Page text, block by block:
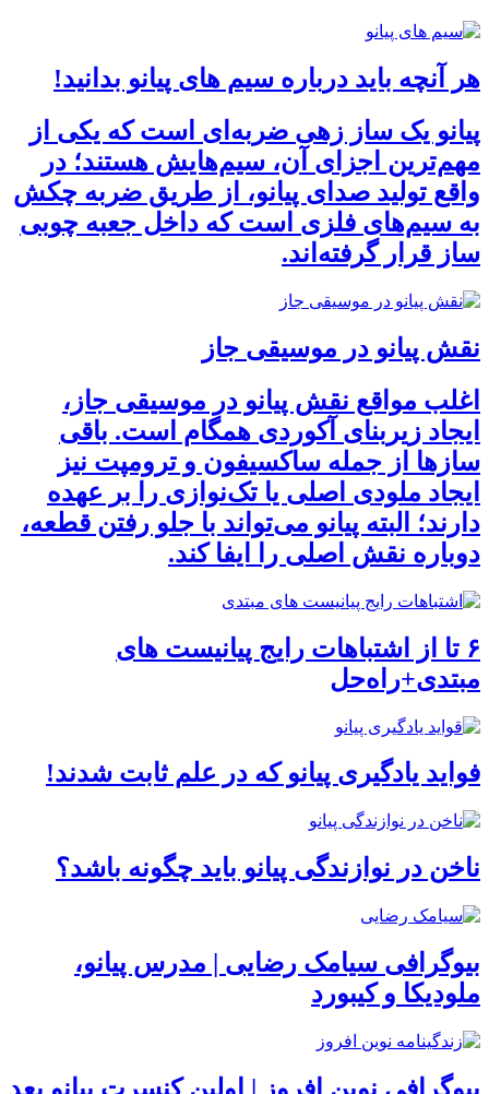
هر آنچه باید درباره سیم های پیانو بدانید!
پیانو یک ساز زهی ضربه‌ای است که یکی از
مهم‌ترین اجزای آن، سیم‌هایش هستند؛ در
واقع تولید صدای پیانو، از طریق ضربه چکش
به سیم‌های فلزی است که داخل جعبه چوبی
ساز قرار گرفته‌اند.
نقش پیانو در موسیقی جاز
اغلب مواقع نقش پیانو در موسیقی جاز،
ایجاد زیربنای آکوردی همگام است. باقی
سازها از جمله ساکسیفون و ترومپت نیز
ایجاد ملودی اصلی یا تک‌نوازی را بر عهده
دارند؛ البته پیانو می‌تواند با جلو رفتن قطعه،
دوباره نقش اصلی را ایفا کند.
۶ تا از اشتباهات رایج پیانیست های
مبتدی‌+راه‌حل
فواید یادگیری پیانو که در علم ثابت شدند!
ناخن در نوازندگی پیانو باید چگونه باشد؟
بیوگرافی سیامک رضایی | مدرس پیانو،
ملودیکا و کیبورد